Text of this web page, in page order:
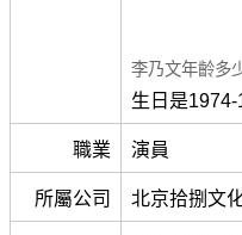
李乃文年齡多
生日是
職業 演員
所屬公司 北京拾捌文